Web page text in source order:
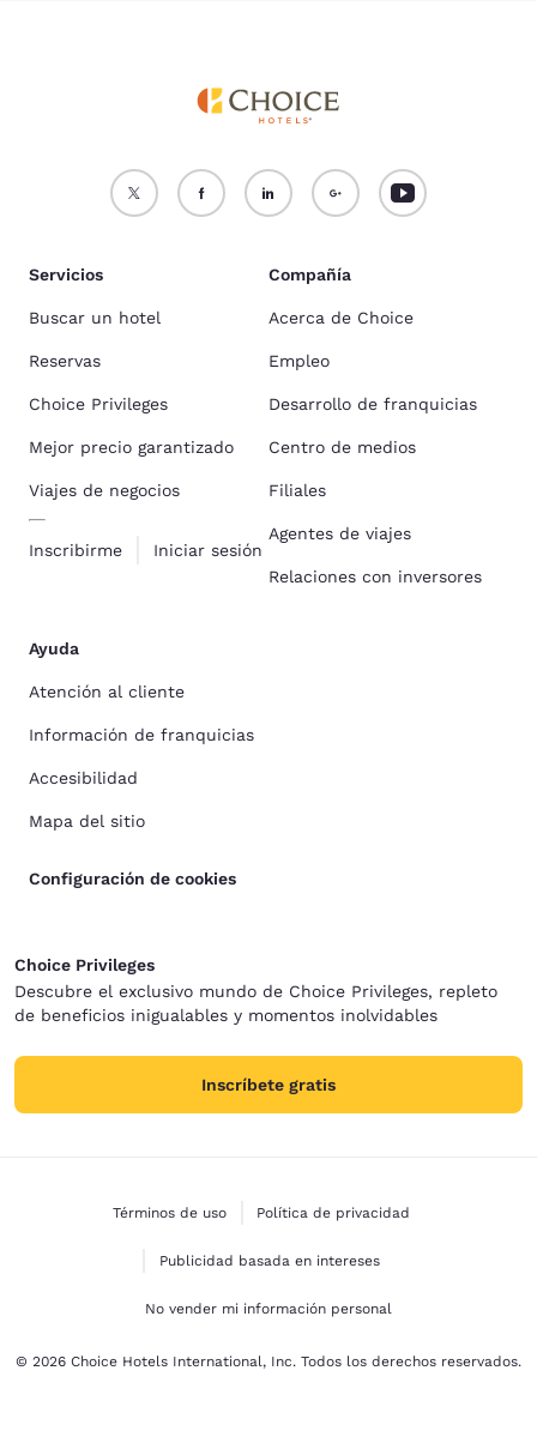
Servicios
Buscar un hotel
Reservas
Choice Privileges
Mejor precio garantizado
Viajes de negocios
Inscribirme Iniciar sesión
Compañía
Acerca de Choice
Empleo
Desarrollo de franquicias
Centro de medios
Filiales
Agentes de viajes
Relaciones con inversores
Ayuda
Atención al cliente
Información de franquicias
Accesibilidad
Mapa del sitio
Configuración de cookies
Choice Privileges
Descubre el exclusivo mundo de Choice Privileges, repleto
de beneficios inigualables y momentos inolvidables
Inscríbete gratis
Términos de uso Política de privacidad
Publicidad basada en intereses
No vender mi información personal
© 2026 Choice Hotels International, Inc. Todos los derechos reservados.